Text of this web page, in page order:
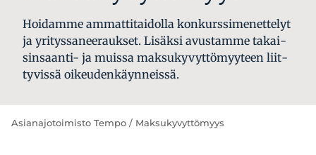
Hoi­dam­me am­mat­ti­tai­dol­la kon­kurs­si­me­net­te­lyt
ja yri­tys­sa­nee­rauk­set. Li­säk­si avus­tam­me ta­kai­
sin­saan­ti- ja muis­sa mak­su­ky­vyt­tö­myy­teen liit­
ty­vis­sä oi­keu­den­käyn­neis­sä.
Asianajotoimisto Tempo / Maksukyvyttömyys